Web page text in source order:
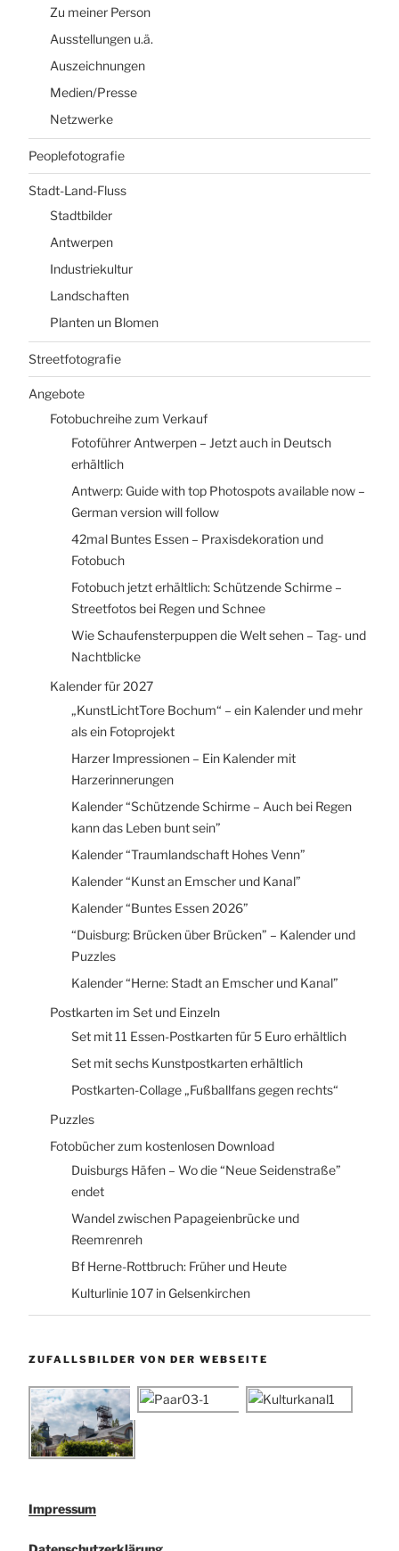
Zu meiner Person
Ausstellungen u.ä.
Auszeichnungen
Medien/Presse
Netzwerke
Peoplefotografie
Stadt-Land-Fluss
Stadtbilder
Antwerpen
Industriekultur
Landschaften
Planten un Blomen
Streetfotografie
Angebote
Fotobuchreihe zum Verkauf
Fotoführer Antwerpen – Jetzt auch in Deutsch
erhältlich
Antwerp: Guide with top Photospots available now –
German version will follow
42mal Buntes Essen – Praxisdekoration und
Fotobuch
Fotobuch jetzt erhältlich: Schützende Schirme –
Streetfotos bei Regen und Schnee
Wie Schaufensterpuppen die Welt sehen – Tag- und
Nachtblicke
Kalender für 2027
„KunstLichtTore Bochum“ – ein Kalender und mehr
als ein Fotoprojekt
Harzer Impressionen – Ein Kalender mit
Harzerinnerungen
Kalender “Schützende Schirme – Auch bei Regen
kann das Leben bunt sein”
Kalender “Traumlandschaft Hohes Venn”
Kalender “Kunst an Emscher und Kanal”
Kalender “Buntes Essen 2026”
“Duisburg: Brücken über Brücken” – Kalender und
Puzzles
Kalender “Herne: Stadt an Emscher und Kanal”
Postkarten im Set und Einzeln
Set mit 11 Essen-Postkarten für 5 Euro erhältlich
Set mit sechs Kunstpostkarten erhältlich
Postkarten-Collage „Fußballfans gegen rechts“
Puzzles
Fotobücher zum kostenlosen Download
Duisburgs Häfen – Wo die “Neue Seidenstraße”
endet
Wandel zwischen Papageienbrücke und
Reemrenreh
Bf Herne-Rottbruch: Früher und Heute
Kulturlinie 107 in Gelsenkirchen
ZUFALLSBILDER VON DER WEBSEITE
Impressum